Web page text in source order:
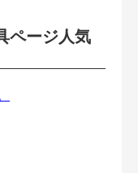
ページ人気